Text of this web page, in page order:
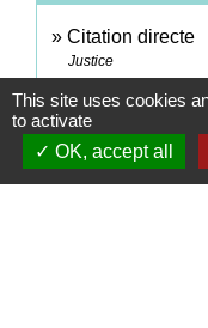
Citation directe
Justice
Déroulement
correctionnel
Justice
This site uses cookies
to activate
OK, accept all